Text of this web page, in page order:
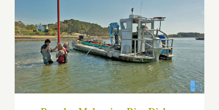
Popular Malaysian Rice Dishes Reviewed